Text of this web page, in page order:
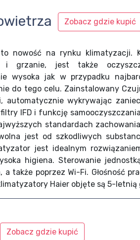
Zobacz gdzie kupić
nowość na rynku klimatyzacji.
i grzanie, jest także
wysoka jak w przypadku
do tego celu. Zainstalowany
automatycznie wykrywając
IFD i funkcję
standardach
jest od szkodliwych
jest idealnym
higiena. Sterowanie
a także poprzez Wi-Fi. Głośność
Haier objęte są 5-letnią
Zobacz gdzie kupić